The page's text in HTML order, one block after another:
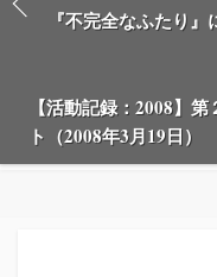
『不完全なふたり』
【活動記録：2008】
ト（2008年3月19日）